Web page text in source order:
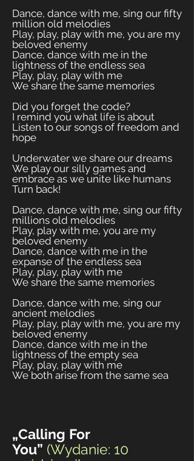
Dance, dance with me, sing our fifty
million old melodies
Play, play, play with me, you are my
beloved enemy
Dance, dance with me in the
lightness of the endless sea
Play, play, play with me
We share the same memories
Did you forget the code?
I remind you what life is about
Listen to our songs of freedom and
hope
Underwater we share our dreams
We play our silly games and
embrace as we unite like humans
Turn back!
Dance, dance with me, sing our fifty
millions old melodies
Play, play with me, you are my
beloved enemy
Dance, dance with me in the
expanse of the endless sea
Play, play, play with me
We share the same memories
Dance, dance with me, sing our
ancient melodies
Play, play, play with me, you are my
beloved enemy
Dance, dance with me in the
lightness of the empty sea
Play, play, play with me
We both arise from the same sea
„Calling For
You” (Wydanie: 10